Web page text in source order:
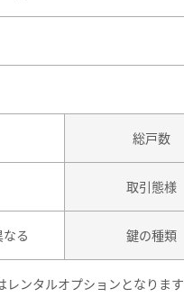
総戸数
取引態様
る 鍵の種類
レンタルオプションとなります